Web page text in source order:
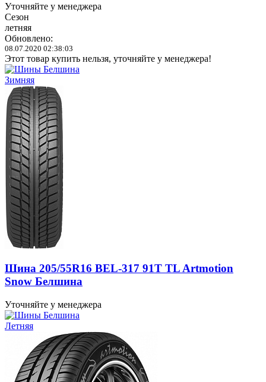
Уточняйте у менеджера
Сезон
летняя
Обновлено:
08.07.2020 02:38:03
Этот товар купить нельзя, уточняйте у менеджера!
Зимняя
Шина 205/55R16 BEL-317 91T TL Artmotion
Snow Белшина
Уточняйте у менеджера
Летняя